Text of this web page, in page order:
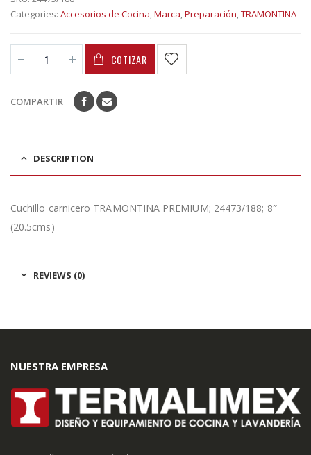
Categories: Accesorios de Cocina,Marca,Preparación,TRAMONTINA
COTIZAR
COMPARTIR
DESCRIPTION
Cuchillo carnicero TRAMONTINA PREMIUM; 24473/188; 8″
(20.5cms)
REVIEWS (0)
NUESTRA EMPRESA